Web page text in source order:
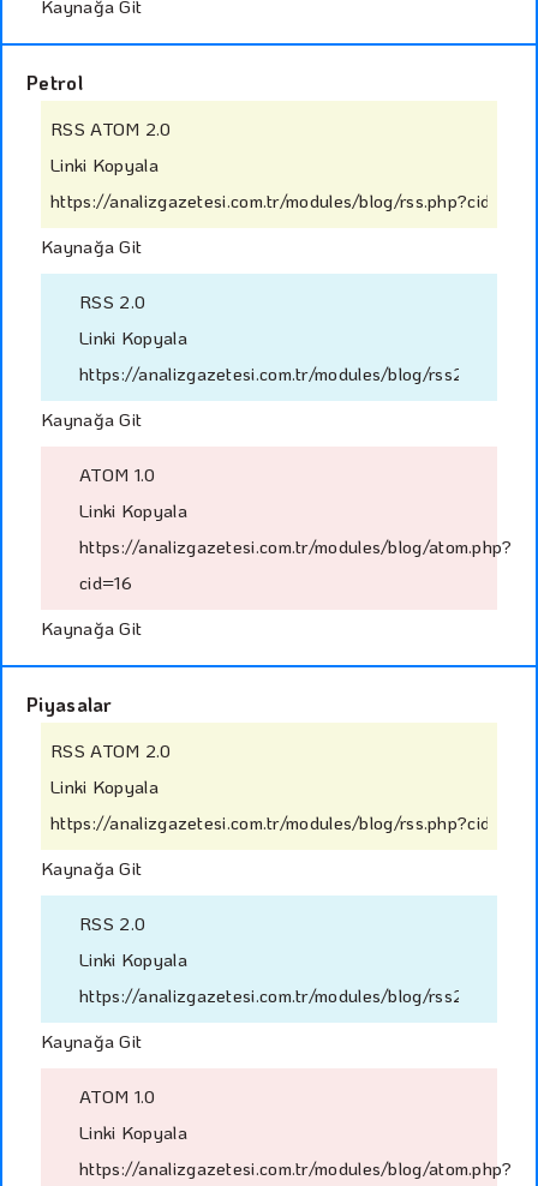
Kaynağa Git
Petrol
RSS ATOM 2.0
Linki Kopyala
https://analizgazetesi.com.tr/modules/blog/rss.php?cid=16
Kaynağa Git
RSS 2.0
Linki Kopyala
https://analizgazetesi.com.tr/modules/blog/
Kaynağa Git
ATOM 1.0
Linki Kopyala
https://analizgazetesi.com.tr/modules/blog/atom.php?
cid=16
Kaynağa Git
Piyasalar
RSS ATOM 2.0
Linki Kopyala
https://analizgazetesi.com.tr/modules/blog/rss.php?cid=49
Kaynağa Git
RSS 2.0
Linki Kopyala
https://analizgazetesi.com.tr/modules/blog/
Kaynağa Git
ATOM 1.0
Linki Kopyala
https://analizgazetesi.com.tr/modules/blog/atom.php?